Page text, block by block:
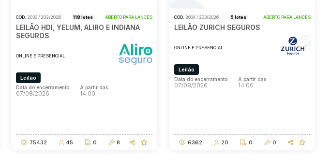
COD. 2033 / 202/2026 118 lotes ABERTO PARA LANCES
LEILÃO HDI, YELUM, ALIRO E INDIANA
SEGUROS
ONLINE E PRESENCIAL
Leilão
Data do encerramento
07/08/2026
A partir das
14:00
75432 45 0 8
COD. 2034 / 203/2026 5 lotes ABERTO PARA LANCES
LEILÃO ZURICH SEGUROS
ONLINE E PRESENCIAL
Leilão
Data do encerramento
07/08/2026
A partir das
14:00
6362 20 0 0